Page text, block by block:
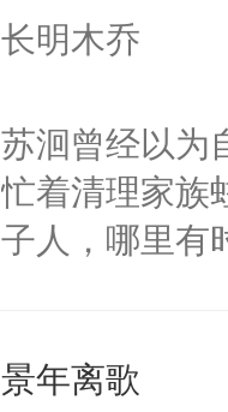
来还可以更厉
意的一见钟情
生都是你。
能钦钦魅力太
稿可能存在
长明木乔
苏洄曾经以为
忙着清理家族
子人，哪里有
后做一个富有
景年离歌